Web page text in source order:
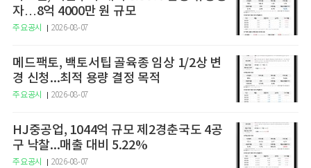
자…8억 4000만 원 규모
주요공시 2026-08-07
메드팩토, 백토서팁 골육종 임상 1/2상 변
경 신청...최적 용량 결정 목적
주요공시 2026-08-07
HJ중공업, 1044억 규모 제2경춘국도 4공
구 낙찰...매출 대비 5.22%
주요공시 2026-08-07